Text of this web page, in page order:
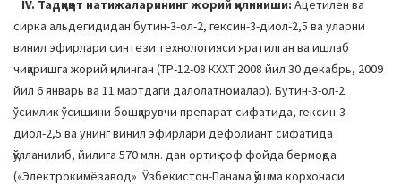
IV. Тадқиқот натижаларининг жорий қилиниши: Ацетилен ва
сирка альдегидидан бутин-3-ол-2, гексин-3-диол-2,5 ва уларни
винил эфирлари синтези технологияси яратилган ва ишлаб
чиқаришга жорий қилинган (ТР-12-08 КХХТ 2008 йил 30 декабрь, 2009
йил 6 январь ва 11 мартдаги далолатномалар). Бутин-3-ол-2
ўсимлик ўсишини бошқарувчи препарат сифатида, гексин-3-
диол-2,5 ва унинг винил эфирлари дефолиант сифатида
қўлланилиб, йилига 570 млн. дан ортиқ соф фойда бермоқда
(«Электрокимёзавод» Ўзбекистон-Панама қўшма корхонаси